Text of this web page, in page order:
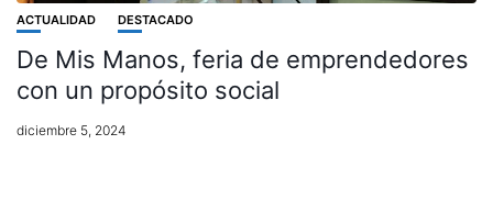
ACTUALIDAD DESTACADO
De Mis Manos, feria de emprendedores
con un propósito social
diciembre 5, 2024